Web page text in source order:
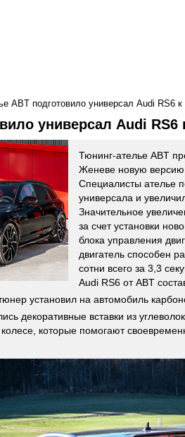
ABT подготовило универсал Audi RS6
универсал Audi RS6
Тюнинг-ателье ABT
Женеве новую версию
Специалисты ателье
универсала и
Значительное
за счет установки
блока управления
двигатель способен
сотни всего за 3,3
Audi RS6 от ABT
установил на автомобиль
декоративные вставки из
которые помогают